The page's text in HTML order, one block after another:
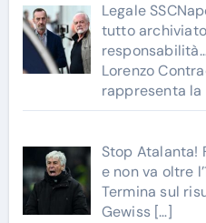
Legale
tutto
Lorenzo
rappresenta la
Stop Atalanta!
e non va oltre
Termina sul
Gewiss […]